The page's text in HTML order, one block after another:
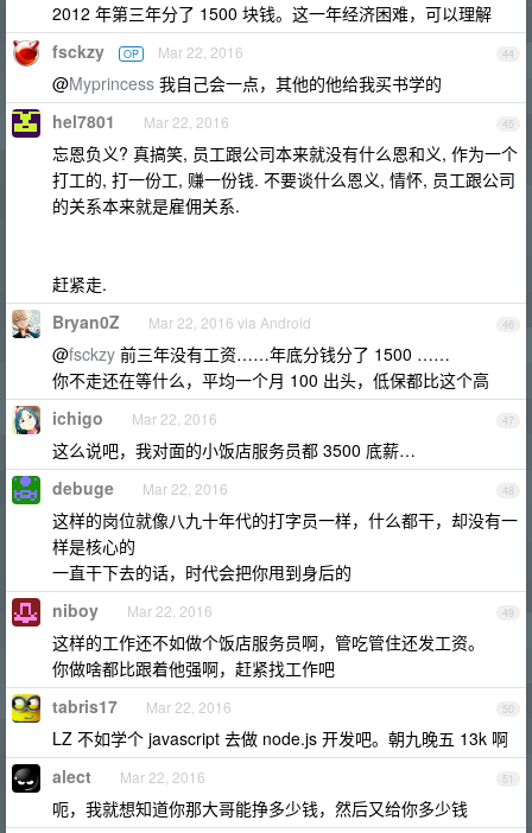
2012 年第三年分了 1500 块钱。这一年经济困难，可以理解
44
fsckzy OP Mar 22, 2016
@Myprincess 我自己会一点，其他的他给我买书学的
45
hel7801 Mar 22, 2016
忘恩负义? 真搞笑, 员工跟公司本来就没有什么恩和义, 作为一个
打工的, 打一份工, 赚一份钱. 不要谈什么恩义, 情怀, 员工跟公司
的关系本来就是雇佣关系.
赶紧走.
46
Bryan0Z Mar 22, 2016 via Android
@fsckzy 前三年没有工资……年底分钱分了 1500 ……
你不走还在等什么，平均一个月 100 出头，低保都比这个高
47
ichigo Mar 22, 2016
这么说吧，我对面的小饭店服务员都 3500 底薪…
48
debuge Mar 22, 2016
这样的岗位就像八九十年代的打字员一样，什么都干，却没有一
样是核心的
一直干下去的话，时代会把你甩到身后的
49
niboy Mar 22, 2016
这样的工作还不如做个饭店服务员啊，管吃管住还发工资。
你做啥都比跟着他强啊，赶紧找工作吧
50
tabris17 Mar 22, 2016
LZ 不如学个 javascript 去做 node.js 开发吧。朝九晚五 13k 啊
51
alect Mar 22, 2016
呃，我就想知道你那大哥能挣多少钱，然后又给你多少钱